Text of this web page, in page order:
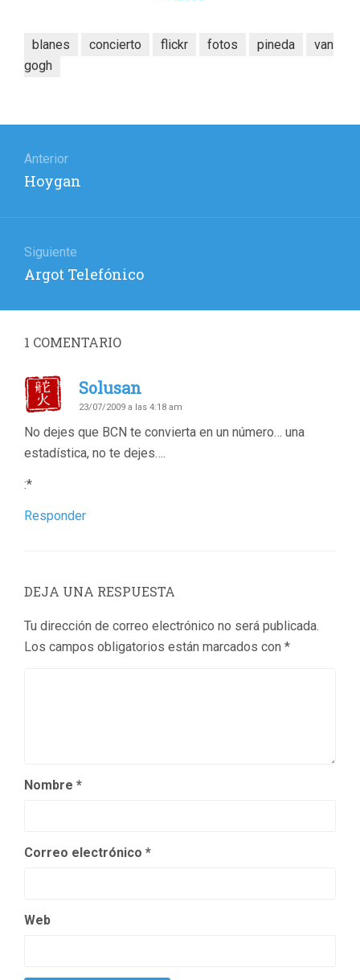
blanes concierto flickr fotos pineda
van
gogh
de
entradas
Anterior
Entrada
Hoygan
Siguiente
Entrada
Argot Telefónico
1 COMENTARIO
Solusan
23/07/2009 a las 4:18 am
No dejes que BCN te convierta en un número… una
estadística, no te dejes….
:*
Responder
DEJA UNA RESPUESTA
Tu dirección de correo electrónico no será publicada.
Los campos obligatorios están marcados con *
Nombre *
Correo electrónico *
Web